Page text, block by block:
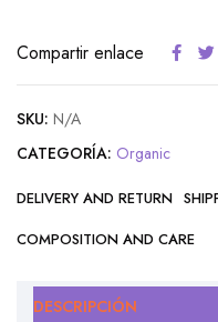
Compartir enlace
SKU: N/A
CATEGORÍA: Organic
DELIVERY AND RETURN
COMPOSITION AND CARE
DESCRIPCIÓN